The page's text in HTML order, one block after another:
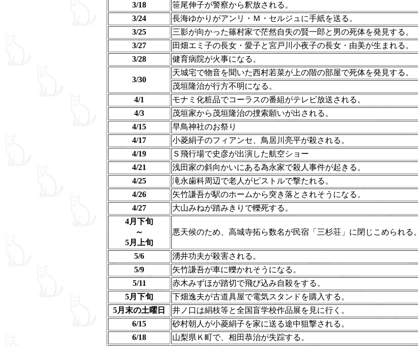
3/18
笹尾伸子が警察から釈放される。
3/24
長海ゆかりがアンリ・Ｍ・セルジュに手紙を送る。
3/25
三影が向かった篠村家で茫然自失の賢一郎と男の死体を発見する。
3/27
田畑エミ子の長女・愛子と宮戸川小夜子の長女・由美が生まれる。
3/28
健育病院が火事になる。
3/30
天城宅で物音を聞いた西村若菜が上の階の部屋で死体を発見する。
茂垣隆治が行方不明になる。
4/1
モナミ化粧品でコーラスの番組がテレビ放送される。
4/3
茂垣家から茂垣隆治の捜索願いが出される。
4/15
早鳥神社のお祭り
4/17
小菱絹子のフィアンセ、鳥居川亮平が殺される。
4/19
Ｓ飛行場で史彦が出演した航空ショー
4/21
浅田家の斜向かいにある為永家で殺人事件が起きる。
4/25
滝永歯科周辺で老人がピストルで撃たれる。
4/26
矢竹謙吾が駅のホームから突き落とされそうになる。
4/27
大山みねが踏みきりで轢死する。
4月下旬
～
5月上旬
悪天候のため、高城寺拓ら数名が民宿「三杉荘」に閉じこめられる。
5/6 湧井功夫が殺害される。
5/9
矢竹謙吾が車に轢かれそうになる。
5/11
赤木みずほが踏切で飛び込み自殺をする。
5月下旬
下畑逸夫が古道具屋で電気スタンドを購入する。
5月末の土曜日
井ノ口は絹枝等と全国盲学校作品展を見に行く。
6/15
砂村朝人が小菱絹子を家に送る途中狙撃される。
6/18
山梨県Ｋ町で、相田恭治が失踪する。